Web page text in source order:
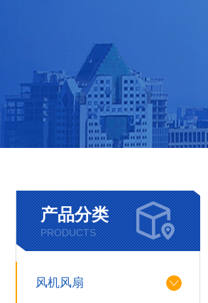
产品分类
PRODUCTS
风机风扇